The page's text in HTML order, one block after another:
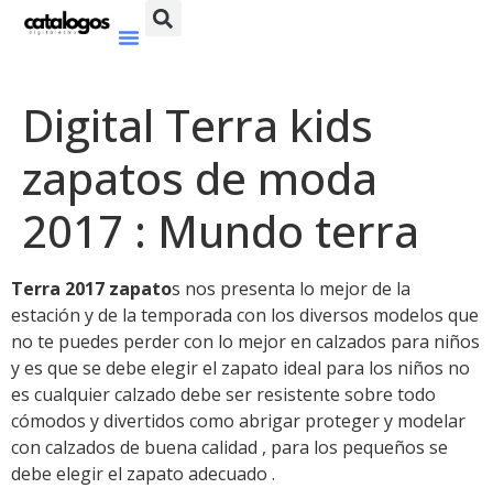
Digital Terra kids
zapatos de moda
2017 : Mundo terra
Terra 2017 zapatos nos presenta lo mejor de la
estación y de la temporada con los diversos modelos que
no te puedes perder con lo mejor en calzados para niños
y es que se debe elegir el zapato ideal para los niños no
es cualquier calzado debe ser resistente sobre todo
cómodos y divertidos como abrigar proteger y modelar
con calzados de buena calidad , para los pequeños se
debe elegir el zapato adecuado .